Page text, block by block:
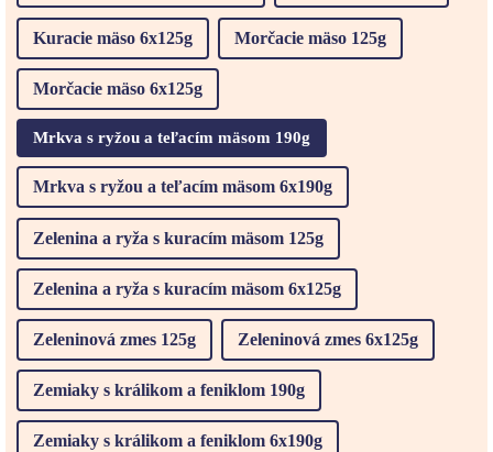
Kuracie mäso 6x125g Morčacie mäso 125g
Morčacie mäso 6x125g
Mrkva s ryžou a teľacím mäsom 190g
Mrkva s ryžou a teľacím mäsom 6x190g
Zelenina a ryža s kuracím mäsom 125g
Zelenina a ryža s kuracím mäsom 6x125g
Zeleninová zmes 125g Zeleninová zmes 6x125g
Zemiaky s králikom a feniklom 190g
Zemiaky s králikom a feniklom 6x190g